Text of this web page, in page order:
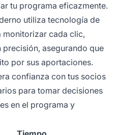
tu programa eficazmente.
utiliza tecnología de
monitorizar cada clic,
asegurando que
por sus aportaciones.
confianza con tus socios
para tomar decisiones
en el programa y